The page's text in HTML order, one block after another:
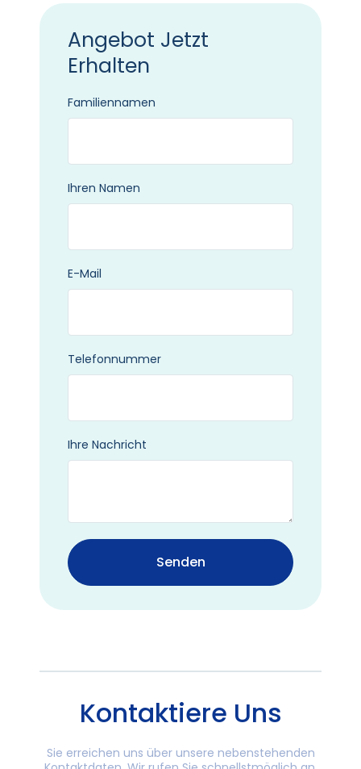
Angebot Jetzt
Erhalten
Familiennamen
Ihren Namen
E-Mail
Telefonnummer
Ihre Nachricht
Senden
Kontaktiere Uns
Sie erreichen uns über unsere nebenstehenden